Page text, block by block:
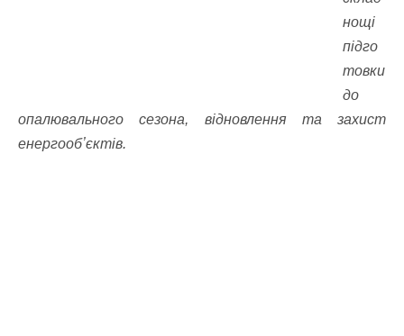
нощі
підго
товки
до
опалювального сезона, відновлення та захист
енергообʼєктів.